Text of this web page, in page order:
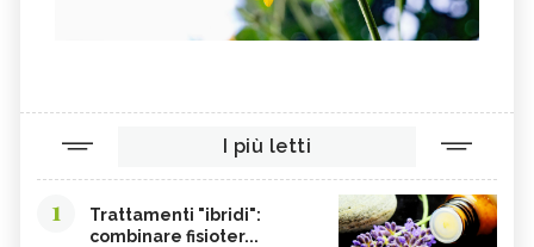
I più letti
1
Trattamenti "ibridi":
combinare fisioter...